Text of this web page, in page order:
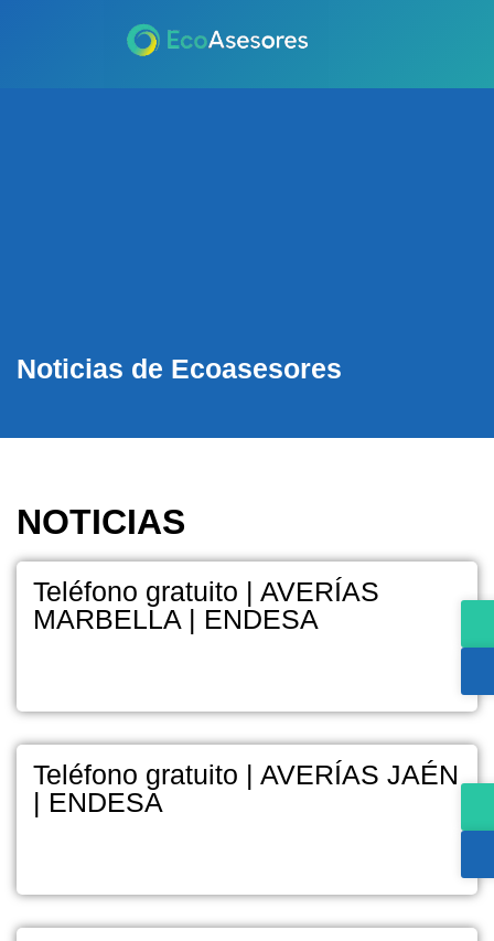
Noticias de Ecoasesores
NOTICIAS
Teléfono gratuito | AVERÍAS
MARBELLA | ENDESA
Teléfono gratuito | AVERÍAS JAÉN
| ENDESA